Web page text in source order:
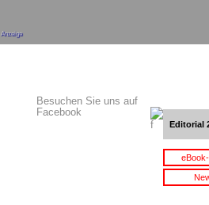
Anzeige
Besuchen Sie uns auf
Facebook
Editorial